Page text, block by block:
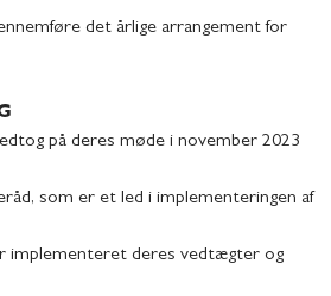
det årlige arrangement for
på deres møde i november 2023
som er et led i implementeringen af
implementeret deres vedtægter og